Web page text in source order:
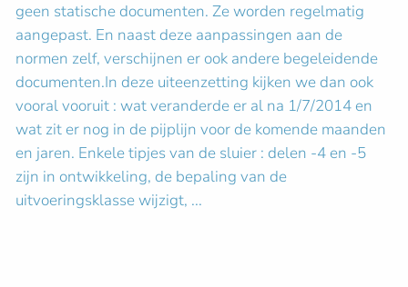
geen statische documenten. Ze worden regelmatig
aangepast. En naast deze aanpassingen aan de
normen zelf, verschijnen er ook andere begeleidende
documenten.In deze uiteenzetting kijken we dan ook
vooral vooruit : wat veranderde er al na 1/7/2014 en
wat zit er nog in de pijplijn voor de komende maanden
en jaren. Enkele tipjes van de sluier : delen -4 en -5
zijn in ontwikkeling, de bepaling van de
uitvoeringsklasse wijzigt, ...